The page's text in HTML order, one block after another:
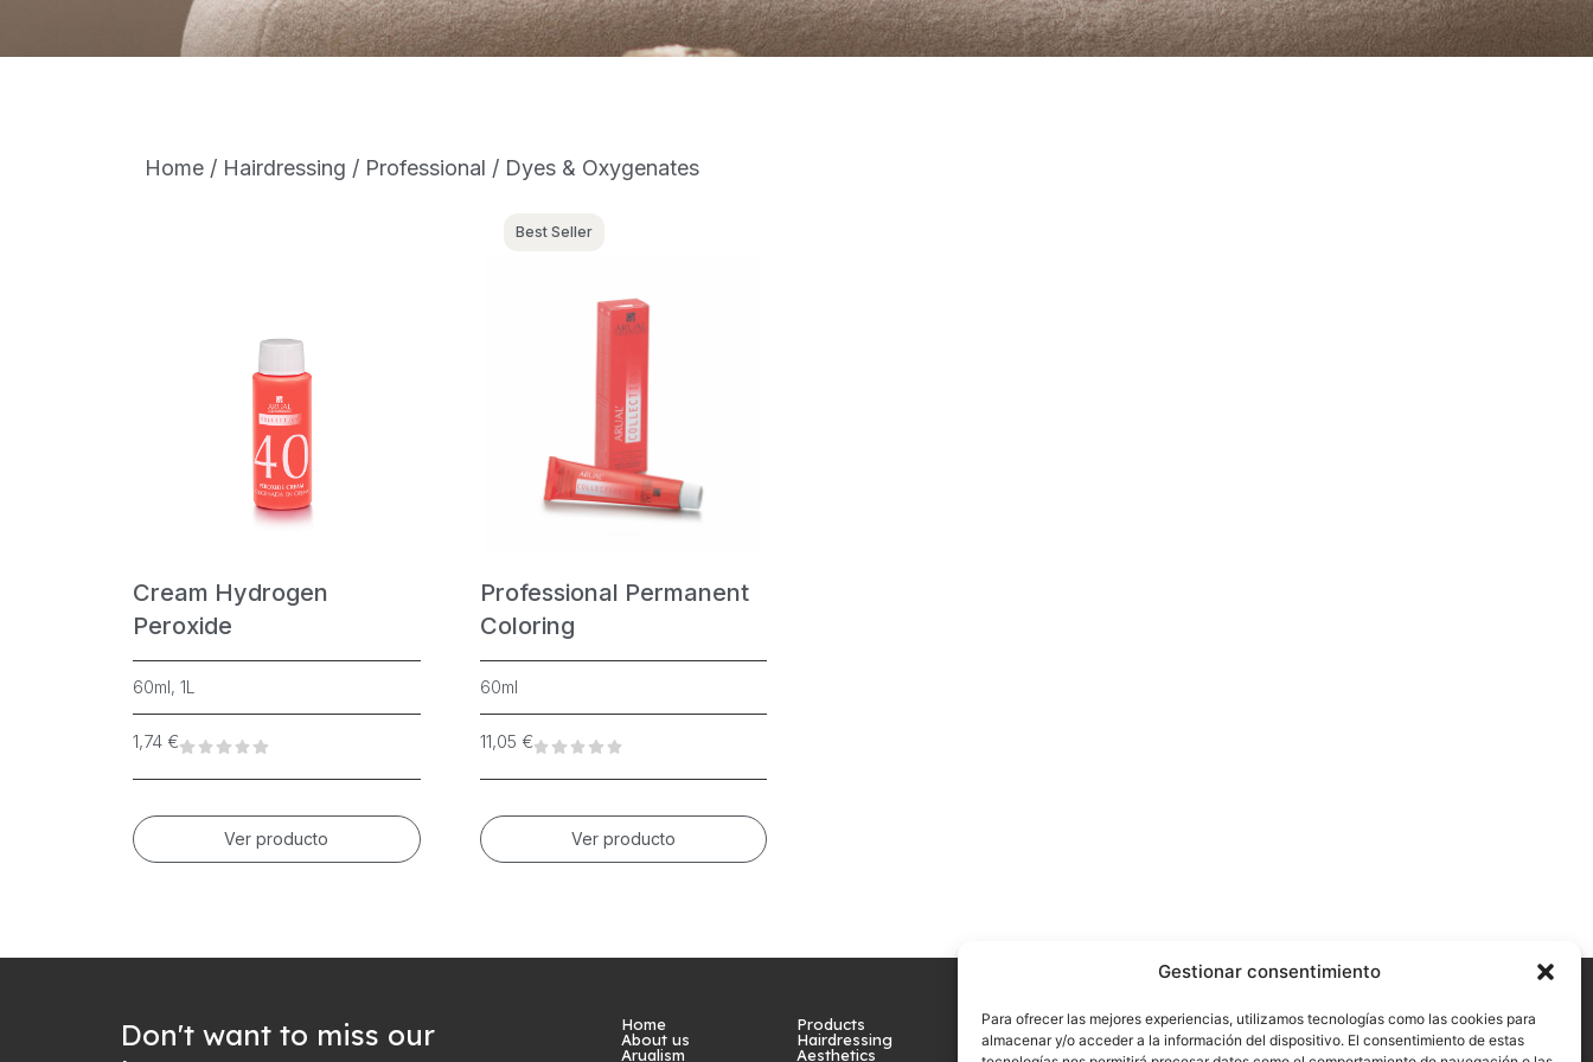
Gestionar consentimiento
Para ofrecer las mejores experiencias, utilizamos tecnologías como las cookies para
almacenar y/o acceder a la información del dispositivo. El consentimiento de estas
Home / Hairdressing / Professional / Dyes & Oxygenates
Cream Hydrogen
Peroxide
60ml, 1L
1,74 €
Ver producto
Best Seller
Professional Permanent
Coloring
60ml
11,05 €
Ver producto
Don't want to miss our
Home
About us
Arualism
Products
Hairdressing
Aesthetics